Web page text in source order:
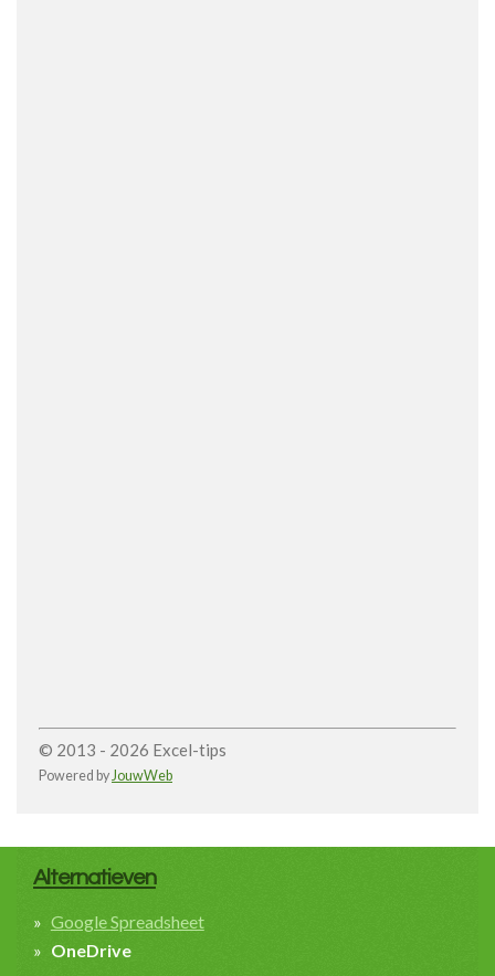
© 2013 - 2026 Excel-tips
Powered byJouwWeb
Alternatieven
Google Spreadsheet
OneDrive